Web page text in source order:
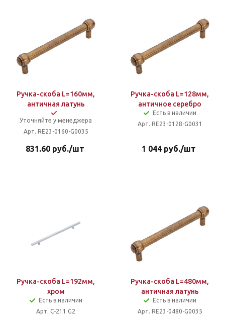
Ручка-скоба L=160мм,
античная латунь
Уточняйте у менеджера
Арт. RE23-0160-G0035
831.60руб./шт
Ручка-скоба L=128мм,
античное серебро
Есть в наличии
Арт. RE23-0128-G0031
1 044 руб./шт
Ручка-скоба L=192мм,
хром
Есть в наличии
Арт. C-211 G2
Ручка-скоба L=480мм,
античная латунь
Есть в наличии
Арт. RE23-0480-G0035